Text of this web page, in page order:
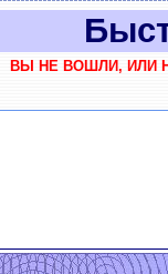
ВЫ НЕ ВОШЛИ, ИЛИ